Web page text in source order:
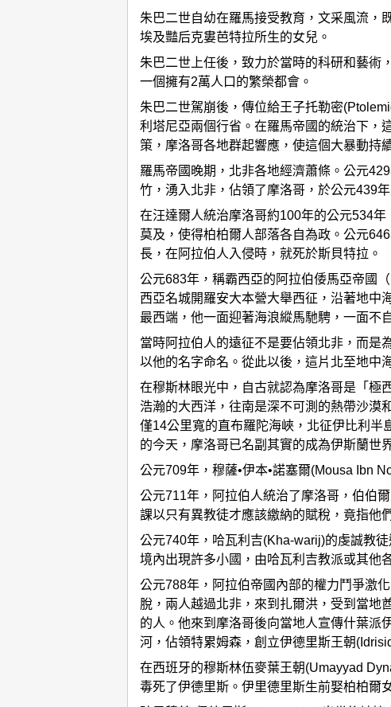
朱巴二世自幼在羅馬接受教育，文采風流，
埃及豔后克婁芭特拉所生的女兒。
朱巴二世上任後，致力於當時的科研和藝術
一個擁有2萬人口的繁榮都會。
朱巴二世駕崩後，傳位給王子托勒密
利塔尼亞兩個行省。在羅馬帝國的統治下，
策，摩洛哥各地群起響應，使這個大暴動持
羅馬帝國晚期，北非各地經濟蕭條。公元
竹，湧入北非，佔領了摩洛哥，於公元439
在汪達爾人統治摩洛哥約100年的公元534
莫及，使得柏柏爾人部落各自為政。公元
長，在阿拉伯人入侵時，就死於斯貝特拉。
公元683年，稱霸西亞的阿拉伯倭馬亞帝國
西亞名城開羅安大本營大舉西征，沿著地中
最西端，他一面迎著海浪縱馬馳騁，一面不
當時阿拉伯人的遠征不是要佔領北非，而是
以他的名字命名。從此以後，這片北至地中
在穆斯林眼光中，自古就認為摩洛哥是「極
浩瀚的大西洋，往南是深不可測的熱帶沙漠
僅14公里寬的直布羅陀海峽，北征伊比利半
的今天，摩洛哥已名副其實的成為伊斯蘭世
公元709年，穆薩•伊本•諾塞爾(Mousa Ibn
公元711年，阿拉伯人統治了摩洛哥，伯伯
課以只有異教徒才應該繳納的賦稅，竟指他
公元740年，哈瓦利吉(Kha-warij)的虔誠教
境內出現許多小國，由哈瓦利吉教派或其他
公元788年，阿拉伯帝國內部的權力鬥爭激
脫，兩人越過北非，來到扎爾洪，受到當地
的人。他來到摩洛哥後向當地人宣傳什葉派
河，佔領特累姆森，創立伊德里斯王朝
在西班牙的穆斯林伍麥葉王朝(Umayyad
毒死了伊德里斯。伊里德里斯生前娶柏柏爾